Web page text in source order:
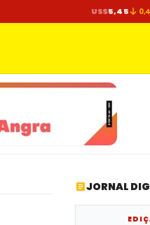
US$5,45
JORNAL